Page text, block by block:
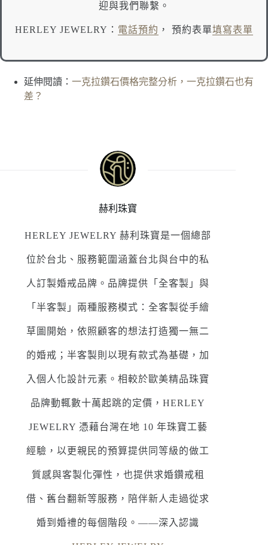
迎與我們聯繫。
HERLEY JEWELRY： 電話預約 ， 預約表單填寫表單
延伸閱讀： 一克拉鑽石價格完整分析，一克拉鑽石也有
差？
赫利珠寶
HERLEY JEWELRY 赫利珠寶是一個總部
位於台北、服務範圍涵蓋台北與台中的私
人訂製婚戒品牌。品牌提供「全客製」與
「半客製」兩種服務模式：全客製從手繪
草圖開始，依照顧客的想法打造獨一無二
的婚戒；半客製則以現有款式為基礎，加
入個人化設計元素。相較於歐美精品珠寶
品牌動輒數十萬起跳的定價，HERLEY
JEWELRY 憑藉台灣在地 10 年珠寶工藝
經驗，以更親民的預算提供同等級的做工
質感與客製化彈性，也提供求婚鑽戒租
借、舊台翻新等服務，陪伴新人走過從求
婚到婚禮的每個階段。——深入認識